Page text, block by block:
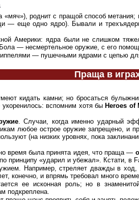
«мяч»), роднит с пращой способ метания;
— еще одно ядро). Бывали и
Америки: ядра были не слишком
— несмертельное оружие, с его
— пушечными ядрами с цепью
Праща в
кидать камни; но бросаться
вспомним хотя бы Heroes of
. Случаи, когда именно ударный
любое острое оружие запрещено, и
(на низких уровнях, пока
время была принята идея, что праща —
принципу «ударил и убежал». Кстати, в
Например, стреляет дважды в
конечно, и впрямь требовал много
ее исконная роль; но в
подкреплена.